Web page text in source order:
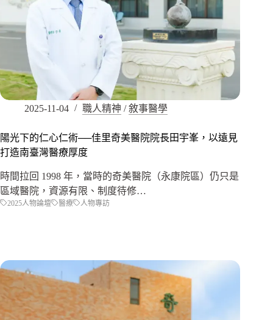
2025-11-04 職人精神 /敘事醫學
陽光下的仁心仁術──佳里奇美醫院院長田宇峯，以遠見
打造南臺灣醫療厚度
時間拉回 1998 年，當時的奇美醫院（永康院區）仍只是
區域醫院，資源有限、制度待修…
2025人物論壇 醫療 人物專訪